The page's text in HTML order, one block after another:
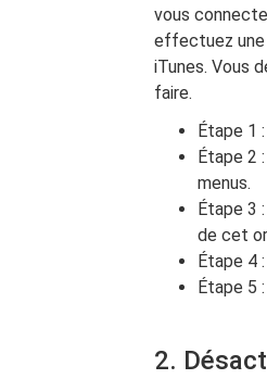
vous
effectuez une
iTunes. Vous
faire.
Étape 1
Étape 2
menus.
Étape 3
de cet
Étape 4
Étape 5
2.